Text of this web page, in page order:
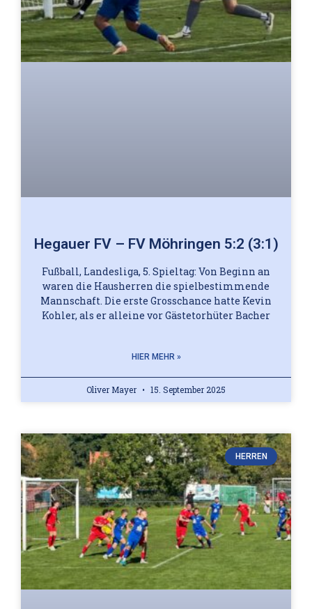
Hegauer FV – FV Möhringen 5:2 (3:1)
Fußball, Landesliga, 5. Spieltag: Von Beginn an
waren die Hausherren die spielbestimmende
Mannschaft. Die erste Grosschance hatte Kevin
Kohler, als er alleine vor Gästetorhüter Bacher
HIER MEHR »
Oliver Mayer 15. September 2025
HERREN